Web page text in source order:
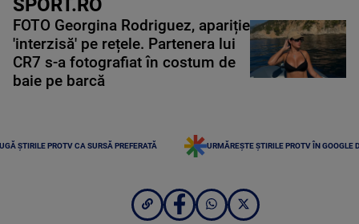
SPORT.RO
FOTO Georgina Rodriguez, apariție
'interzisă' pe rețele. Partenera lui
CR7 s-a fotografiat în costum de
baie pe barcă
ȘTIRILE PROTV CA SURSĂ PREFERATĂ URMĂREȘTE ȘTIRILE PROTV ÎN GOOGLE